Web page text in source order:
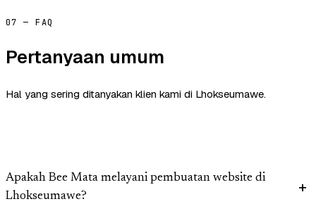
07 — FAQ
Pertanyaan umum
Hal yang sering ditanyakan klien kami di Lhokseumawe.
Apakah Bee Mata melayani pembuatan website di
Lhokseumawe?